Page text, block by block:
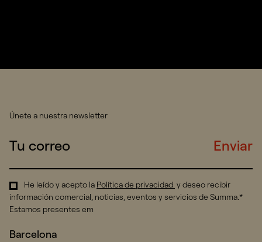
Únete a nuestra newsletter
Enviar
He leído y acepto la Política de privacidad. y deseo recibir
información comercial, noticias, eventos y servicios de Summa.*
Estamos presentes em
Barcelona